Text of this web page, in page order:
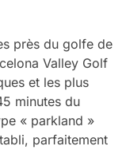
près du golfe de
Valley Golf
et les plus
minutes du
« parkland »
parfaitement